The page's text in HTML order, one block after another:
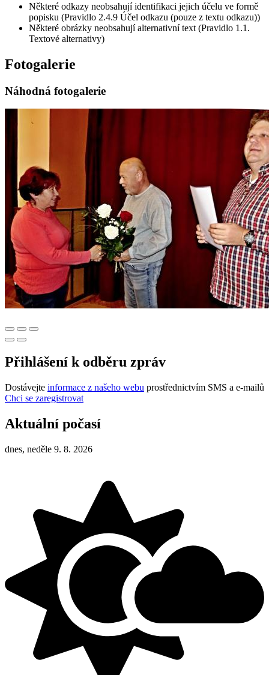
Některé odkazy neobsahují identifikaci jejich účelu ve formě
popisku (Pravidlo 2.4.9 Účel odkazu (pouze z textu odkazu))
Některé obrázky neobsahují alternativní text (Pravidlo 1.1.
Textové alternativy)
Fotogalerie
Náhodná fotogalerie
Přihlášení k odběru zpráv
Dostávejte informace z našeho webu prostřednictvím SMS a e-mailů
Chci se zaregistrovat
Aktuální počasí
dnes, neděle 9. 8. 2026